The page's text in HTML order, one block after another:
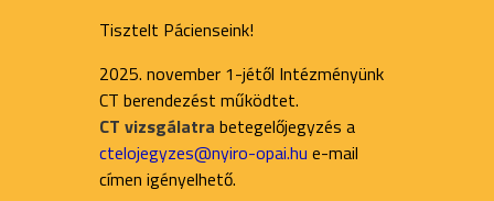
Tisztelt Pácienseink!
2025. november 1-jétől Intézményünk
CT berendezést működtet.
CT vizsgálatra betegelőjegyzés a
ctelojegyzes@nyiro-opai.hu e-mail
címen igényelhető.